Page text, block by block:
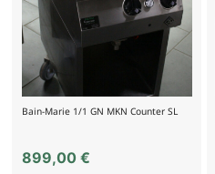
Bain-Marie 1/1 GN MKN Counter SL
899,00 €